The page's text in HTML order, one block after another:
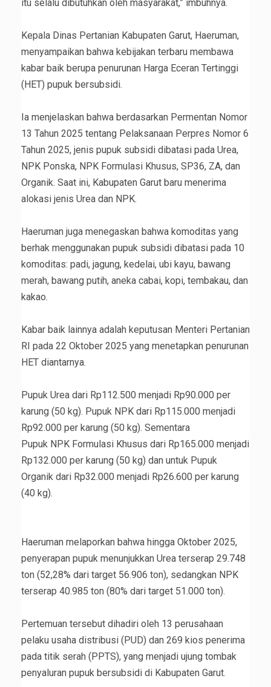
itu selalu dibutuhkan oleh masyarakat,” imbuhnya.
‎Kepala Dinas Pertanian Kabupaten Garut, Haeruman,
menyampaikan bahwa kebijakan terbaru membawa
kabar baik berupa penurunan Harga Eceran Tertinggi
(HET) pupuk bersubsidi.
‎Ia menjelaskan bahwa berdasarkan Permentan Nomor
13 Tahun 2025 tentang Pelaksanaan Perpres Nomor 6
Tahun 2025, jenis pupuk subsidi dibatasi pada Urea,
NPK Ponska, NPK Formulasi Khusus, SP36, ZA, dan
Organik. Saat ini, Kabupaten Garut baru menerima
alokasi jenis Urea dan NPK.
‎Haeruman juga menegaskan bahwa komoditas yang
berhak menggunakan pupuk subsidi dibatasi pada 10
komoditas: padi, jagung, kedelai, ubi kayu, bawang
merah, bawang putih, aneka cabai, kopi, tembakau, dan
kakao.
‎Kabar baik lainnya adalah keputusan Menteri Pertanian
RI pada 22 Oktober 2025 yang menetapkan penurunan
HET diantarnya.
‎Pupuk Urea dari Rp112.500 menjadi Rp90.000 per
karung (50 kg). Pupuk NPK dari Rp115.000 menjadi
Rp92.000 per karung (50 kg). Sementara
‎Pupuk NPK Formulasi Khusus dari Rp165.000 menjadi
Rp132.000 per karung (50 kg) dan untuk ‎Pupuk
Organik dari Rp32.000 menjadi Rp26.600 per karung
(40 kg).
‎Haeruman melaporkan bahwa hingga Oktober 2025,
penyerapan pupuk menunjukkan Urea terserap 29.748
ton (52,28% dari target 56.906 ton), sedangkan NPK
terserap 40.985 ton (80% dari target 51.000 ton).
‎Pertemuan tersebut dihadiri oleh 13 perusahaan
pelaku usaha distribusi (PUD) dan 269 kios penerima
pada titik serah (PPTS), yang menjadi ujung tombak
penyaluran pupuk bersubsidi di Kabupaten Garut.